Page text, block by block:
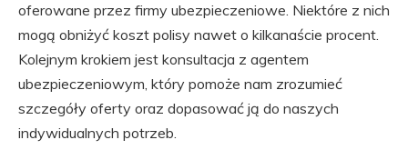
oferowane przez firmy ubezpieczeniowe. Niektóre z nich
mogą obniżyć koszt polisy nawet o kilkanaście procent.
Kolejnym krokiem jest konsultacja z agentem
ubezpieczeniowym, który pomoże nam zrozumieć
szczegóły oferty oraz dopasować ją do naszych
indywidualnych potrzeb.